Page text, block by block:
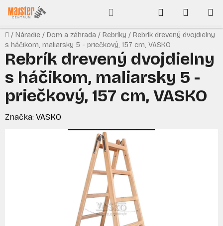
Prejsť
na
obsah
Hľadať
KOŠÍK
Domov
/ Náradie / Dom a záhrada / Rebríky / Rebrík drevený dvojdielny
s háčikom, maliarsky 5 - priečkový, 157 cm, VASKO
Rebrík drevený dvojdielny
s háčikom, maliarsky 5 -
priečkový, 157 cm, VASKO
Značka: VASKO